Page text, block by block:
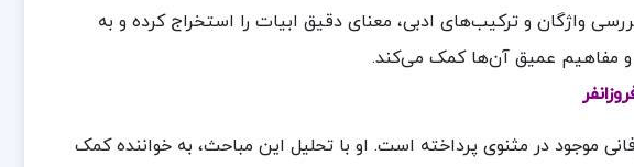
واژگان و ترکیب‌های ادبی، معنای دقیق ابیات را استخراج کرده و به
و مفاهیم عمیق آن‌ها کمک می‌کند.
موجود در مثنوی پرداخته است. او با تحلیل این مباحث، به خواننده کمک